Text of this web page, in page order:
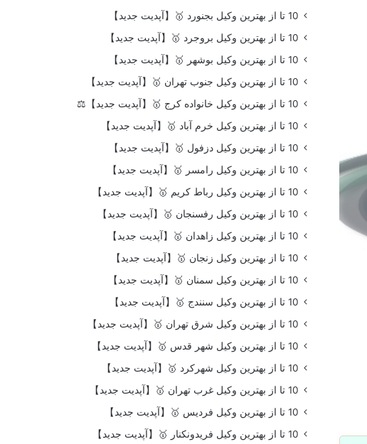
10 تا از بهترین وکیل بجنورد 🥇【آپدیت جدید】
10 تا از بهترین وکیل بروجرد 🥇【آپدیت جدید】
10 تا از بهترین وکیل بوشهر 🥇【آپدیت جدید】
10 تا از بهترین وکیل جنوب تهران 🥇【آپدیت جدید】
10 تا از بهترین وکیل خانواده کرج 🥇【آپدیت جدید】⚖️
10 تا از بهترین وکیل خرم آباد 🥇【آپدیت جدید】
10 تا از بهترین وکیل دزفول 🥇【آپدیت جدید】
10 تا از بهترین وکیل رامسر 🥇【آپدیت جدید】
10 تا از بهترین وکیل رباط کریم 🥇【آپدیت جدید】
10 تا از بهترین وکیل رفسنجان 🥇【آپدیت جدید】
10 تا از بهترین وکیل زاهدان 🥇【آپدیت جدید】
10 تا از بهترین وکیل زنجان 🥇【آپدیت جدید】
10 تا از بهترین وکیل سمنان 🥇【آپدیت جدید】
10 تا از بهترین وکیل سنندج 🥇【آپدیت جدید】
10 تا از بهترین وکیل شرق تهران 🥇【آپدیت جدید】
10 تا از بهترین وکیل شهر قدس 🥇【آپدیت جدید】
10 تا از بهترین وکیل شهرکرد 🥇【آپدیت جدید】
10 تا از بهترین وکیل غرب تهران 🥇【آپدیت جدید】
10 تا از بهترین وکیل فردیس 🥇【آپدیت جدید】
10 تا از بهترین وکیل فریدونکنار 🥇【آپدیت جدید】